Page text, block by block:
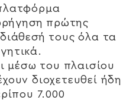
πρώτης
τους όλα τα
μέσω του πλαισίου
διοχετευθεί ήδη
7.000